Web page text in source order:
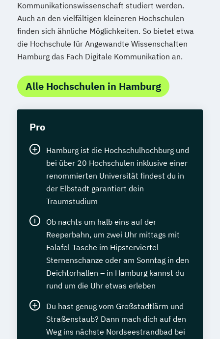
Kommunikationswissenschaft studiert werden.
Auch an den vielfältigen kleineren Hochschulen
finden sich ähnliche Möglichkeiten. So bietet etwa
die Hochschule für Angewandte Wissenschaften
Hamburg das Fach Digitale Kommunikation an.
Alle Hochschulen in Hamburg
Pro
Hamburg ist die Hochschulhochburg und
bei über 20 Hochschulen inklusive einer
renommierten Universität findest du in
der Elbstadt garantiert dein
Traumstudium
Ob nachts um halb eins auf der
Reeperbahn, um zwei Uhr mittags mit
Falafel-Tasche im Hipsterviertel
Sternenschanze oder am Sonntag in den
Deichtorhallen – in Hamburg kannst du
rund um die Uhr etwas erleben
Du hast genug vom Großstadtlärm und
Straßenstaub? Dann mach dich auf den
Weg ins nächste Nordseestrandbad bei